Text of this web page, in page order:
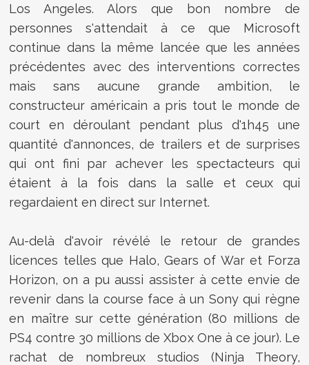
Los Angeles. Alors que bon nombre de
personnes s'attendait à ce que Microsoft
continue dans la même lancée que les années
précédentes avec des interventions correctes
mais sans aucune grande ambition, le
constructeur américain a pris tout le monde de
court en déroulant pendant plus d'1h45 une
quantité d'annonces, de trailers et de surprises
qui ont fini par achever les spectacteurs qui
étaient à la fois dans la salle et ceux qui
regardaient en direct sur Internet.
Au-delà d'avoir révélé le retour de grandes
licences telles que Halo, Gears of War et Forza
Horizon, on a pu aussi assister à cette envie de
revenir dans la course face à un Sony qui règne
en maître sur cette génération (80 millions de
PS4 contre 30 millions de Xbox One à ce jour). Le
rachat de nombreux studios (Ninja Theory,